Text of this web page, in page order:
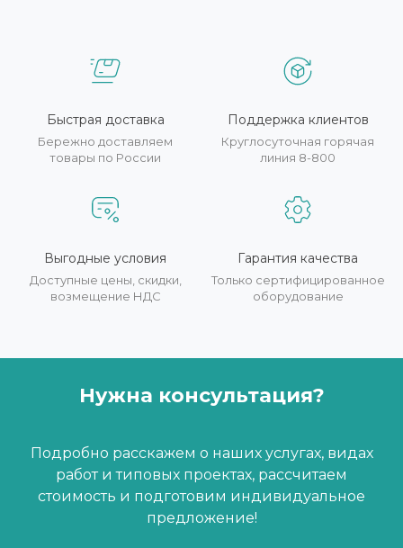
Быстрая доставка
Бережно доставляем
товары по России
Поддержка клиентов
Круглосуточная горячая
линия 8-800
Выгодные условия
Доступные цены, скидки,
возмещение НДС
Гарантия качества
Только сертифицированное
оборудование
Нужна консультация?
Подробно расскажем о наших услугах, видах
работ и типовых проектах, рассчитаем
стоимость и подготовим индивидуальное
предложение!